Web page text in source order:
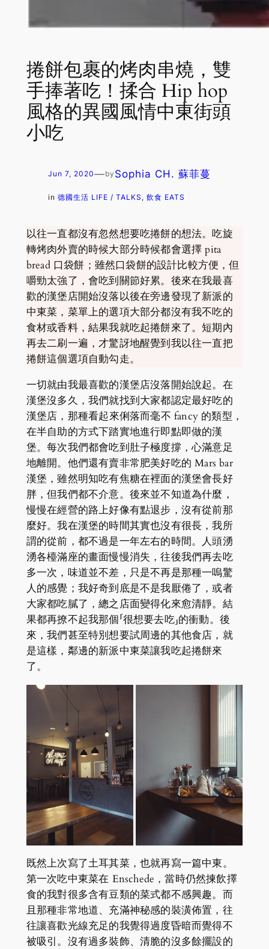
捲餅包裹的烤肉串燒，雙
手捧著吃！揉合 Hip hop
風格的異國風情中東街頭
小吃
Jun 7, 2020—by Sophia CH. 蘇菲蔓
in 德國生活 LIFE / TALKS , 飲食 EATS
以往一直都沒有忽然想要吃捲餅的想法。吃旋
轉烤肉外賣的時候大部分時候都會選擇 pita
bread 口袋餅；雖然口袋餅的設計比較方便，但
嚼勁太強了，會吃到關節好累。後來在我最喜
歡的漢堡店開始沒落以後在旁邊發現了新派的
中東菜，菜單上的選項大部分都沒有我不吃的
食材或香料，結果我就吃起捲餅來了。短期內
再去二刷一遍，才驚訝地醒覺到我以往一直把
捲餅這個選項自動勾走。
一切就由我最喜歡的漢堡店沒落開始說起。在
漢堡沒多久，我們就找到大家都認定最好吃的
漢堡店，那種看起來俐落而毫不 fancy 的類型，
在半自助的方式下踏實地進行即點即做的漢
堡。每次我們都會吃到肚子極度撐，心滿意足
地離開。他們還有賣非常肥美好吃的 Mars bar
漢堡，雖然明知吃有焦糖在裡面的漢堡會長好
胖，但我們都不介意。後來並不知道為什麼，
慢慢在經營的路上好像有點退步，沒有從前那
麼好。我在漢堡的時間其實也沒有很長，我所
謂的從前，都不過是一年左右的時間。人頭湧
湧各檯滿座的畫面慢慢消失，往後我們再去吃
多一次，味道並不差，只是不再是那種一嗚驚
人的感覺；我好奇到底是不是我厭倦了，或者
大家都吃膩了，總之店面變得化來愈清靜。結
果都再撩不起我那個「很想要去吃」的衝動。後
來，我們甚至特別想要試周邊的其他食店，就
是這樣，鄰邊的新派中東菜讓我吃起捲餅來
了。
既然上次寫了土耳其菜，也就再寫一篇中東。
第一次吃中東菜在 Enschede，當時仍然揀飲擇
食的我對很多含有豆類的菜式都不感興趣。而
且那種非常地道、充滿神秘感的裝潢佈置，往
往讓喜歡光線充足的我覺得過度昏暗而覺得不
被吸引。沒有過多裝飾、清脆的沒多餘擺設的